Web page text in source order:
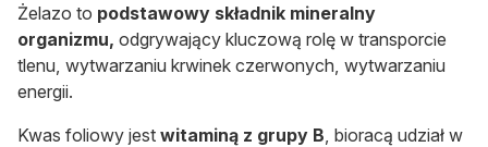
Żelazo to podstawowy składnik mineralny
organizmu, odgrywający kluczową rolę w transporcie
tlenu, wytwarzaniu krwinek czerwonych, wytwarzaniu
energii.
Kwas foliowy jest witaminą z grupy B , bioracą udział w